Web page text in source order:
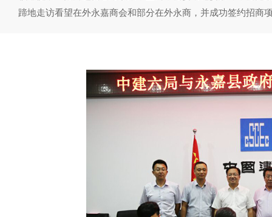
蹄地走访看望在外永嘉商会和部分在外永商，并成功签约招商